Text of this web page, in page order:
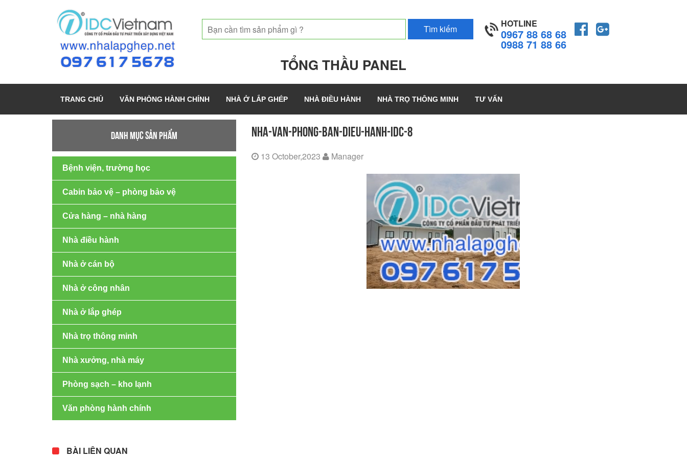
TỔNG THẦU PANEL
HOTLINE
0967 88 68 68
0988 71 88 66
TRANG CHỦ VĂN PHÒNG HÀNH CHÍNH NHÀ Ở LẮP GHÉP NHÀ ĐIỀU HÀNH NHÀ TRỌ THÔNG MINH TƯ VẤN
DANH MỤC SẢN PHẨM
Bệnh viện, trường học
Cabin bảo vệ – phòng bảo vệ
Cửa hàng – nhà hàng
Nhà điều hành
Nhà ở cán bộ
Nhà ở công nhân
Nhà ở lắp ghép
Nhà trọ thông minh
Nhà xưởng, nhà máy
Phòng sạch – kho lạnh
Văn phòng hành chính
NHA-VAN-PHONG-BAN-DIEU-HANH-IDC-8
13 October,2023 Manager
BÀI LIÊN QUAN